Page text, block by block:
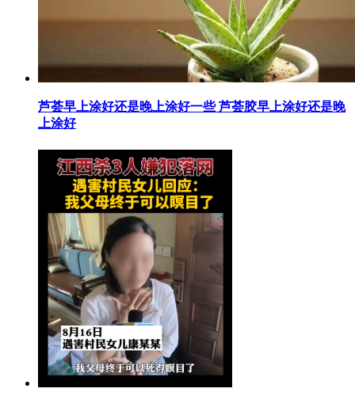
​芦荟早上涂好还是晚上涂好一些 芦荟胶早上涂好还是晚
上涂好